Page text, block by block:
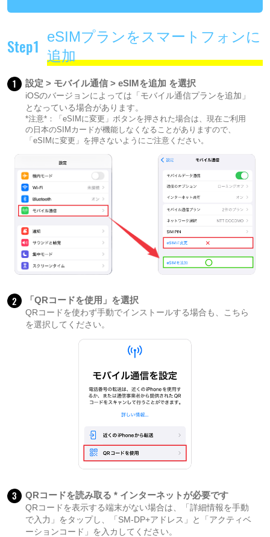
Step1
eSIMプランをスマートフォンに
追加
1 設定 > モバイル通信 > eSIMを追加 を選択
iOSのバージョンによっては「モバイル通信プランを追加」
となっている場合があります。
*注意*：「eSIMに変更」ボタンを押された場合は、現在ご利用
の日本のSIMカードが機能しなくなることがありますので、
「eSIMに変更」を押さないようにご注意ください。
2 「QRコードを使用」を選択
QRコードを使わず手動でインストールする場合も、こちら
を選択してください。
3 QRコードを読み取る * インターネットが必要です
QRコードを表示する端末がない場合は、「詳細情報を手動
で入力」をタップし、「SM-DP+アドレス」と「アクティベ
ーションコード」を入カしてください。